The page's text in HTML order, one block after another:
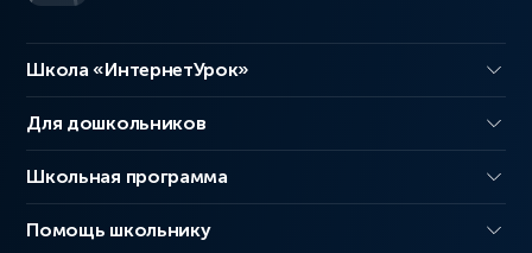
Школа «ИнтернетУрок»
Для дошкольников
Школьная программа
Помощь школьнику